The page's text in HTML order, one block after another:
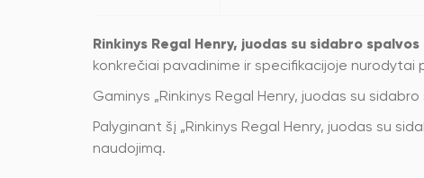
Rinkinys Regal Henry, juodas su sidabro
konkrečiai pavadinime ir specifikacijoje nurodytai
Gaminys „Rinkinys Regal Henry, juodas su
Palyginant šį „Rinkinys Regal Henry, juodas su
naudojimą.